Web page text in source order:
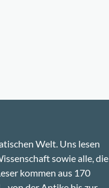
Welt. Uns lesen
sowie alle, die
kommen aus 170